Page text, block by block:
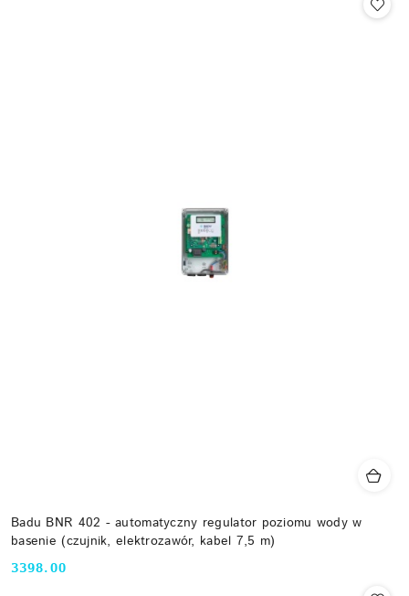
Badu BNR 402 - automatyczny regulator poziomu wody w
basenie (czujnik, elektrozawór, kabel 7,5 m)
Cena:
3398.00